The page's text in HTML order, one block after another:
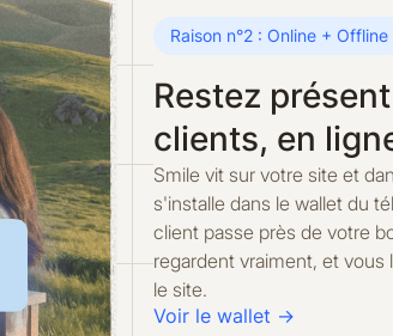
Raison n°2 : Online + Offline
Restez
clients, en
Smile vit sur votre site et
s'installe dans le wallet du
client passe près de votre
regardent vraiment, et vous
le site.
Voir le wallet →